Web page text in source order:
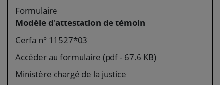
Formulaire
Modèle d'attestation de témoin
Cerfa n° 11527*03
Accéder au formulaire (pdf - 67.6 KB)
Ministère chargé de la justice